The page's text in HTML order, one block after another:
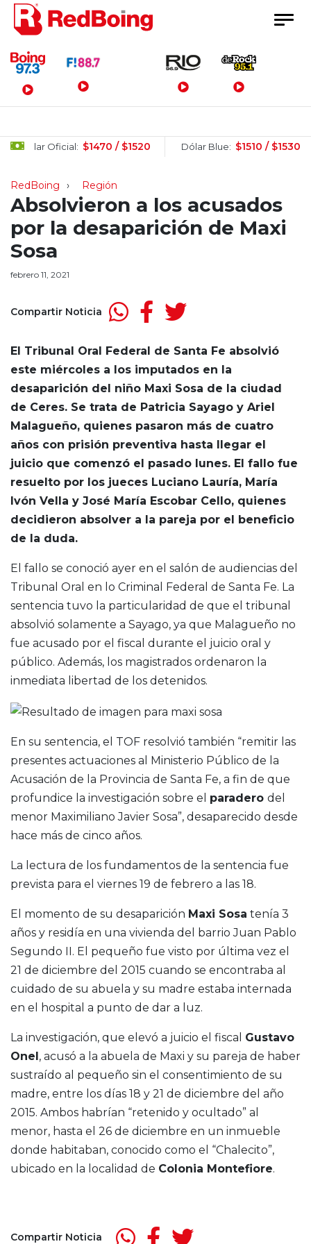
Menú Principal
Dólar Oficial: $1470 / $1520 Dólar Blue: $1510 / $1530
RedBoing Región
Absolvieron a los acusados
por la desaparición de Maxi
Sosa
febrero 11, 2021
Compartir Noticia
El Tribunal Oral Federal de Santa Fe absolvió
este miércoles a los imputados en la
desaparición del niño Maxi Sosa de la ciudad
de Ceres. Se trata de Patricia Sayago y Ariel
Malagueño, quienes pasaron más de cuatro
años con prisión preventiva hasta llegar el
juicio que comenzó el pasado lunes. El fallo fue
resuelto por los jueces Luciano Lauría, María
Ivón Vella y José María Escobar Cello, quienes
decidieron absolver a la pareja por el beneficio
de la duda.
El fallo se conoció ayer en el salón de audiencias del
Tribunal Oral en lo Criminal Federal de Santa Fe. La
sentencia tuvo la particularidad de que el tribunal
absolvió solamente a Sayago, ya que Malagueño no
fue acusado por el fiscal durante el juicio oral y
público. Además, los magistrados ordenaron la
inmediata libertad de los detenidos.
En su sentencia, el TOF resolvió también “remitir las
presentes actuaciones al Ministerio Público de la
Acusación de la Provincia de Santa Fe, a fin de que
profundice la investigación sobre el paradero del
menor Maximiliano Javier Sosa”, desaparecido desde
hace más de cinco años.
La lectura de los fundamentos de la sentencia fue
prevista para el viernes 19 de febrero a las 18.
El momento de su desaparición Maxi Sosa tenía 3
años y residía en una vivienda del barrio Juan Pablo
Segundo II. El pequeño fue visto por última vez el
21 de diciembre del 2015 cuando se encontraba al
cuidado de su abuela y su madre estaba internada
en el hospital a punto de dar a luz.
La investigación, que elevó a juicio el fiscal Gustavo
Onel, acusó a la abuela de Maxi y su pareja de haber
sustraído al pequeño sin el consentimiento de su
madre, entre los días 18 y 21 de diciembre del año
2015. Ambos habrían “retenido y ocultado” al
menor, hasta el 26 de diciembre en un inmueble
donde habitaban, conocido como el “Chalecito”,
ubicado en la localidad de Colonia Montefiore.
Compartir Noticia